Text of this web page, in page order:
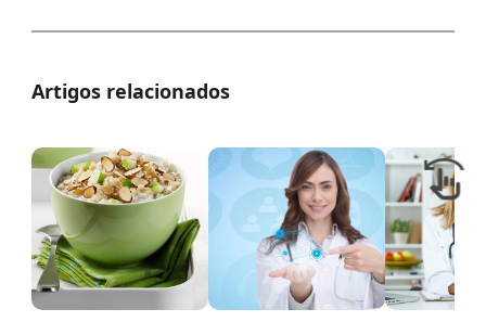
Artigos relacionados